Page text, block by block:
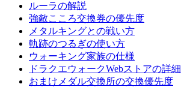
ルーラの解説
強敵こころ交換券の優先度
メタルキングとの戦い方
軌跡のつるぎの使い方
ウォーキング家族の仕様
ドラクエウォークWebストアの詳細
おまけメダル交換所の交換優先度